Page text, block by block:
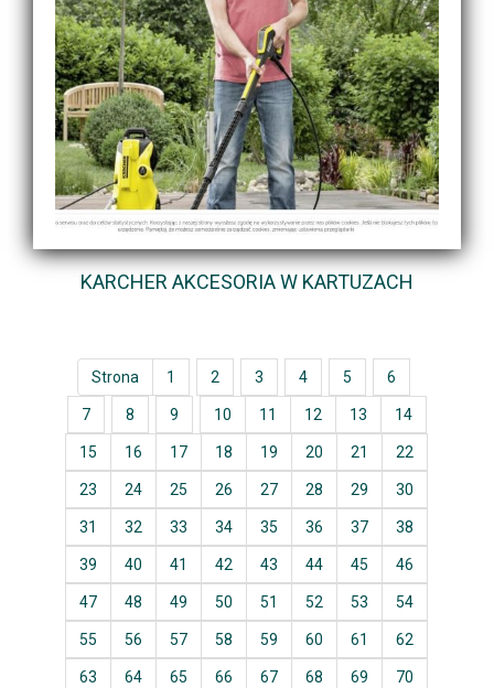
KARCHER AKCESORIA W KARTUZACH
Strona 1 2 3 4 5 6
7 8 9 10 11 12 13 14
15 16 17 18 19 20 21 22
23 24 25 26 27 28 29 30
31 32 33 34 35 36 37 38
39 40 41 42 43 44 45 46
47 48 49 50 51 52 53 54
55 56 57 58 59 60 61 62
63 64 65 66 67 68 69 70